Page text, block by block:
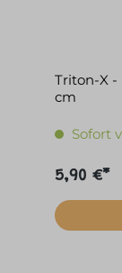
Triton-X -
cm
Sofort
5,90 €*